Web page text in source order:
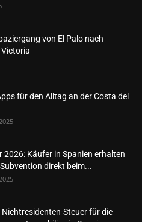
von El Palo nach
Victoria
für den Alltag an der Costa del
2026: Käufer in Spanien erhalten
direkt beim...
Nichtresidenten-Steuer für die